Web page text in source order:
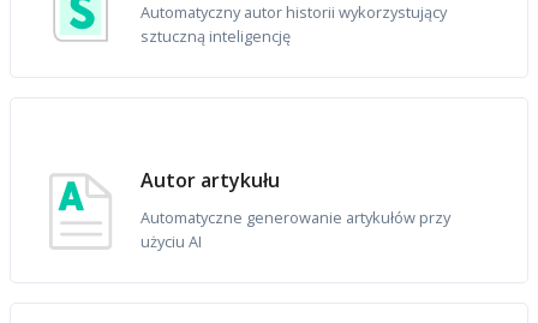
Automatyczny autor historii wykorzystujący
sztuczną inteligencję
Autor artykułu
Automatyczne generowanie artykułów przy
użyciu AI